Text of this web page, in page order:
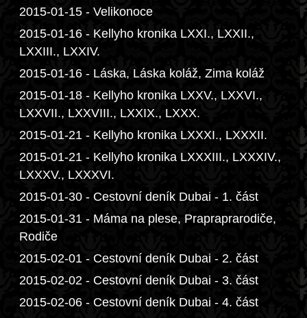
2015-01-15 - Velikonoce
2015-01-16 - Kellyho kronika LXXI., LXXII.,
LXXIII., LXXIV.
2015-01-16 - Láska, Láska koláž, Zima koláž
2015-01-18 - Kellyho kronika LXXV., LXXVI.,
LXXVII., LXXVIII., LXXIX., LXXX.
2015-01-21 - Kellyho kronika LXXXI., LXXXII.
2015-01-21 - Kellyho kronika LXXXIII., LXXXIV.,
LXXXV., LXXXVI.
2015-01-30 - Cestovní deník Dubai - 1. část
2015-01-31 - Máma na plese, Prapraprarodiče,
Rodiče
2015-02-01 - Cestovní deník Dubai - 2. část
2015-02-02 - Cestovní deník Dubai - 3. část
2015-02-06 - Cestovní deník Dubai - 4. část